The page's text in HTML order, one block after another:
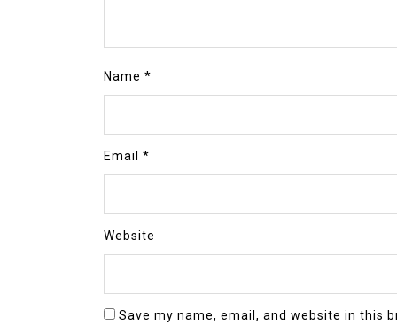
Name *
Email *
Website
Save my name, email, and website in this